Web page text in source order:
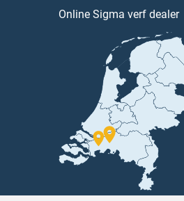
Online Sigma verf dealer